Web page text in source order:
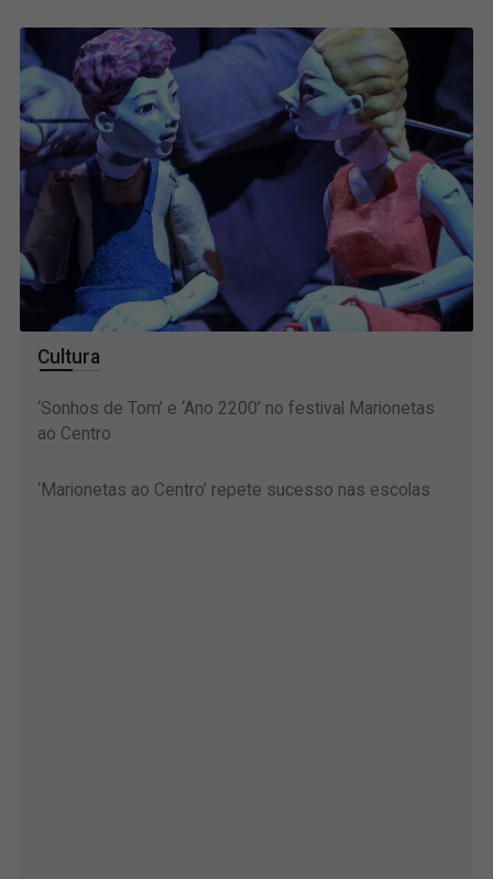
Cultura
‘Sonhos de Tom’ e ‘Ano 2200’ no festival Marionetas
ao Centro
‘Marionetas ao Centro’ repete sucesso nas escolas